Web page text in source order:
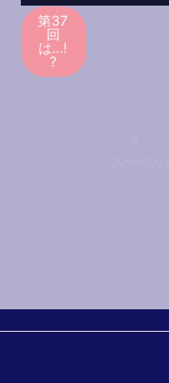
第37
回
は…!
?